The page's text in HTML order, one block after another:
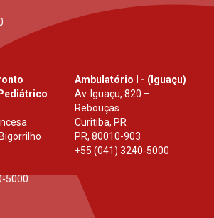
5000
Ambulatório I - (Iguaçu)
Av. Iguaçu, 820 –
Rebouças
Curitiba, PR
PR, 80010-903
+55 (041) 3240-5000